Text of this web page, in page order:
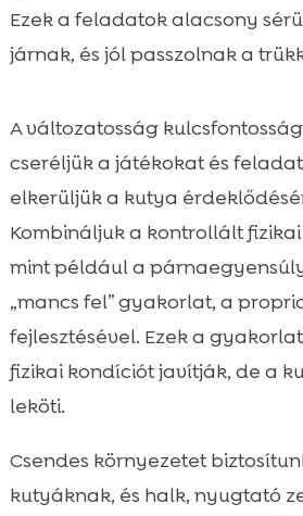
Ezek a feladatok alacsony
járnak, és jól passzolnak a
A változatosság
cseréljük a játékokat és
elkerüljük a kutya
Kombináljuk a kontrollált
mint például a
„mancs fel” gyakorlat, a
fejlesztésével. Ezek a
fizikai kondíciót javítják, de a
leköti.
Csendes környezetet
kutyáknak, és halk, nyugtató